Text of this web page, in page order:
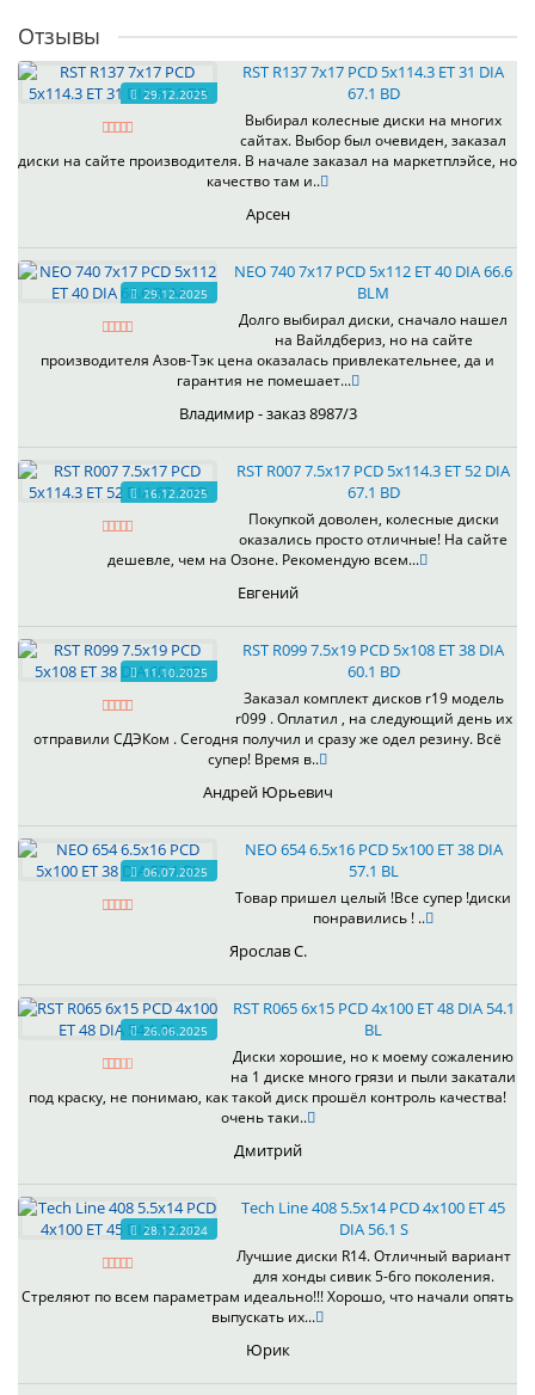
Отзывы
29.12.2025
RST R137 7x17 PCD 5x114.3 ET 31 DIA
67.1 BD
Выбирал колесные диски на многих
сайтах. Выбор был очевиден, заказал
диски на сайте производителя. В начале заказал на маркетплэйсе, но
качество там и..
Арсен
29.12.2025
NEO 740 7x17 PCD 5x112 ET 40 DIA 66.6
BLM
Долго выбирал диски, сначало нашел
на Вайлдбериз, но на сайте
производителя Азов-Тэк цена оказалась привлекательнее, да и
гарантия не помешает...
Владимир - заказ 8987/3
16.12.2025
RST R007 7.5x17 PCD 5x114.3 ET 52 DIA
67.1 BD
Покупкой доволен, колесные диски
оказались просто отличные! На сайте
дешевле, чем на Озоне. Рекомендую всем...
Евгений
11.10.2025
RST R099 7.5x19 PCD 5x108 ET 38 DIA
60.1 BD
Заказал комплект дисков r19 модель
r099 . Оплатил , на следующий день их
отправили СДЭКом . Сегодня получил и сразу же одел резину. Всё
супер! Время в..
Андрей Юрьевич
06.07.2025
NEO 654 6.5x16 PCD 5x100 ET 38 DIA
57.1 BL
Товар пришел целый !Все супер !диски
понравились ! ..
Ярослав С.
26.06.2025
RST R065 6x15 PCD 4x100 ET 48 DIA 54.1
BL
Диски хорошие, но к моему сожалению
на 1 диске много грязи и пыли закатали
под краску, не понимаю, как такой диск прошёл контроль качества!
очень таки..
Дмитрий
28.12.2024
Tech Line 408 5.5x14 PCD 4x100 ET 45
DIA 56.1 S
Лучшие диски R14. Отличный вариант
для хонды сивик 5-6го поколения.
Стреляют по всем параметрам идеально!!! Хорошо, что начали опять
выпускать их...
Юрик